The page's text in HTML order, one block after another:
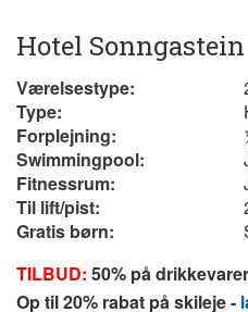
Hotel
Værelsestype:
Type:
Forplejning:
Swimmingpool:
Fitnessrum:
Til lift/pist:
Gratis børn:
TILBUD: 50% på
Op til 20% rabat på skileje -